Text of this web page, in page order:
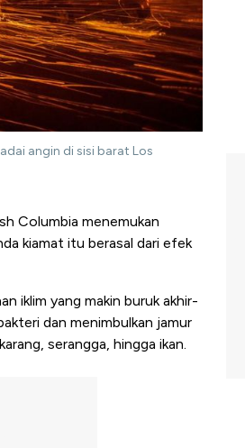
angin di sisi barat Los
Columbia menemukan
kiamat itu berasal dari efek
iklim yang makin buruk akhir-
dan menimbulkan jamur
serangga, hingga ikan.